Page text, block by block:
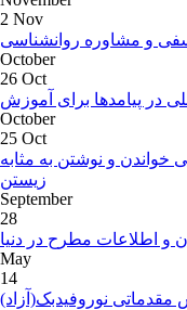
2 Nov
و مشاوره روانشناسی
October
26 Oct
در پیامدها برای آموزش
October
25 Oct
و نوشتن به مثابه
زیستن
September
28
و اطلاعات مطرح در دنیا
May
14
مقدماتی نوروفیدبک(آزاد)